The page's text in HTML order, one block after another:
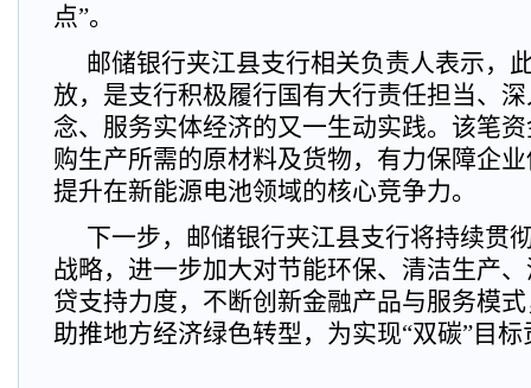
点”。
邮储银行夹江县支行相关负责人表示，
放，是支行积极履行国有大行责任担当、
念、服务实体经济的又一生动实践。该笔
购生产所需的原材料及货物，有力保障企
提升在新能源电池领域的核心竞争力。
下一步，邮储银行夹江县支行将持续贯
战略，进一步加大对节能环保、清洁生产
贷支持力度，不断创新金融产品与服务模
助推地方经济绿色转型，为实现“双碳”目